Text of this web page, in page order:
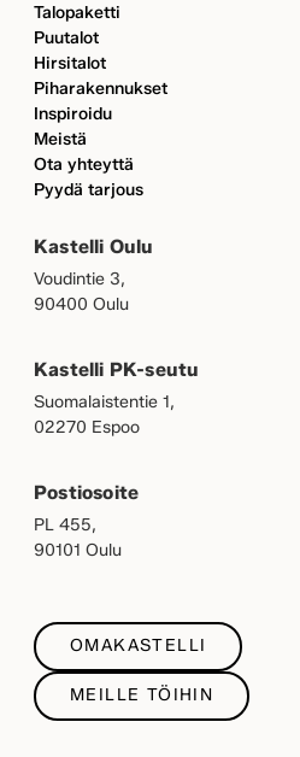
Talopaketti
Puutalot
Hirsitalot
Piharakennukset
Inspiroidu
Meistä
Ota yhteyttä
Pyydä tarjous
Kastelli Oulu
Voudintie 3,
90400 Oulu
Kastelli PK-seutu
Suomalaistentie 1,
02270 Espoo
Postiosoite
PL 455,
90101 Oulu
OMAKASTELLI
MEILLE TÖIHIN